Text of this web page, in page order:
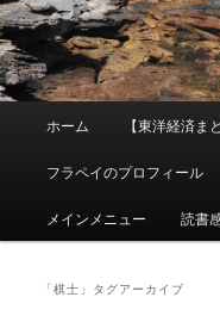
ュ
ホーム 【東洋経済ま
フラペイのプロフィール
メインメニュー 読書
「棋士 」タグアーカイブ